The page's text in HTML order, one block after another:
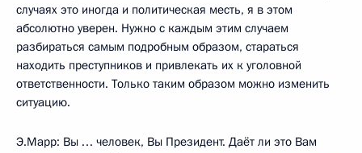
случаях это иногда и политическая месть, я в этом
абсолютно уверен. Нужно с каждым этим случаем
разбираться самым подробным образом, стараться
находить преступников и привлекать их к уголовной
ответственности. Только таким образом можно изменить
ситуацию.
Э.Марр: Вы … человек, Вы Президент. Даёт ли это Вам